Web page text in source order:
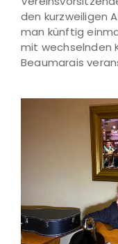
den kurzweiligen
man künftig
mit wechselnden
Beaumarais